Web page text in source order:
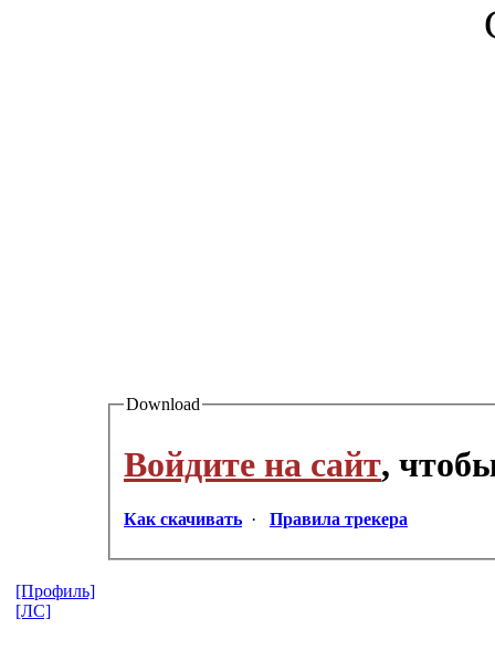
Download
Войдите на сайт,
Как скачивать · Правила трекера
[Профиль]
[ЛС]